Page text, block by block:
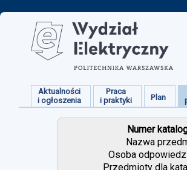
Aktualności
i ogłoszenia
Praca
i praktyki
Plan
Numer
Nazwa
Osoba
Przedmioty dla